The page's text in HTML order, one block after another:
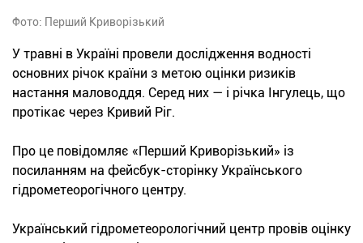
Фото: Перший Криворізький
У травні в Україні провели дослідження водності
основних річок країни з метою оцінки ризиків
настання маловоддя. Серед них — і річка Інгулець, що
протікає через Кривий Ріг.
Про це повідомляє «Перший Криворізький» із
посиланням на фейсбук-сторінку Українського
гідрометеорогічного центру.
Український гідрометеорологічний центр провів оцінку